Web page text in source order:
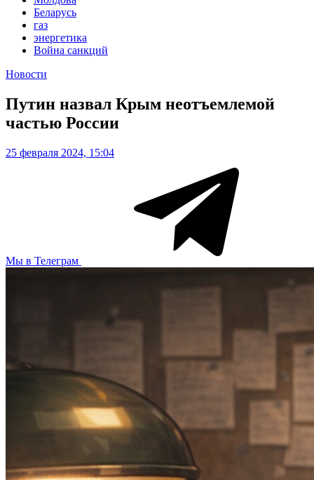
Беларусь
газ
энергетика
Война санкций
Новости
Путин назвал Крым неотъемлемой
частью России
25 февраля 2024, 15:04
Мы в Телеграм